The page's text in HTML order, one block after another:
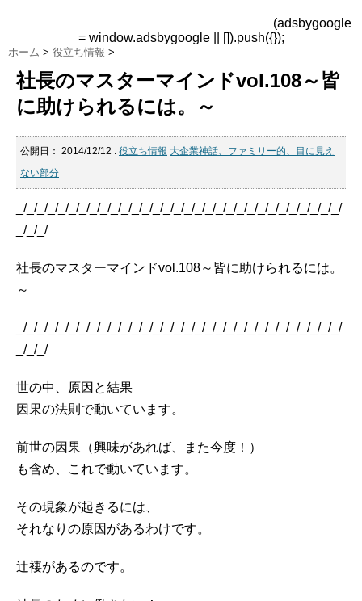
(adsbygoogle
= window.adsbygoogle || []).push({});
ホーム > 役立ち情報 >
社長のマスターマインドvol.108～皆
に助けられるには。～
公開日： 2014/12/12 : 役立ち情報 大企業神話、ファミリー的、目に見え
ない部分
_/_/_/_/_/_/_/_/_/_/_/_/_/_/_/_/_/_/_/_/_/_/_/_/_/_/_/_/_/_/_/
_/_/_/
社長のマスターマインドvol.108～皆に助けられるには。
～
_/_/_/_/_/_/_/_/_/_/_/_/_/_/_/_/_/_/_/_/_/_/_/_/_/_/_/_/_/_/_/
_/_/_/
世の中、原因と結果
因果の法則で動いています。
前世の因果（興味があれば、また今度！）
も含め、これで動いています。
その現象が起きるには、
それなりの原因があるわけです。
辻褄があるのです。